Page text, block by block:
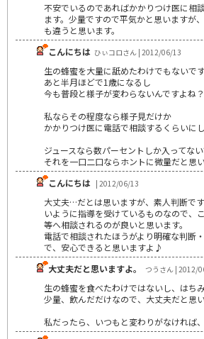
不安でいるのであればかかりつけ医に相
ます。少量ですので平気かと思いますが
も違うと思います。
こんにちは ひぃコロさん | 2012/06/13
生の蜂蜜を大量に舐めたわけでもないで
あと半月ほどで1歳になるし
今も普段と様子が変わらないんですよね？
私ならその程度なら様子見だけか
かかりつけ医に電話で相談するくらいにし
ジュースなら数パーセントしか入ってな
それを一口二口ならホントに微量だと思
こんにちは | 2012/06/13
大丈夫…だとは思いますが、素人判断で
いように指導を受けているものなので、
等へ相談されるのが良いと思います。
電話で相談されたほうがより明確な判断
で、安心できると思いますよ♪
大丈夫だと思いますよ。
つうさん | 2012/
生の蜂蜜を食べたわけではないし、はち
少量、飲んだだけなので、大丈夫だと思い
私だったら、いつもと変わりがなければ